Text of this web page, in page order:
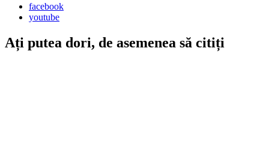
facebook
youtube
Ați putea dori, de asemenea să citiți